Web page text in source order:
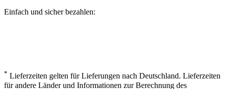
Einfach und sicher bezahlen:
* Lieferzeiten gelten für Lieferungen nach Deutschland. Lieferzeiten
für andere Länder und Informationen zur Berechnung des